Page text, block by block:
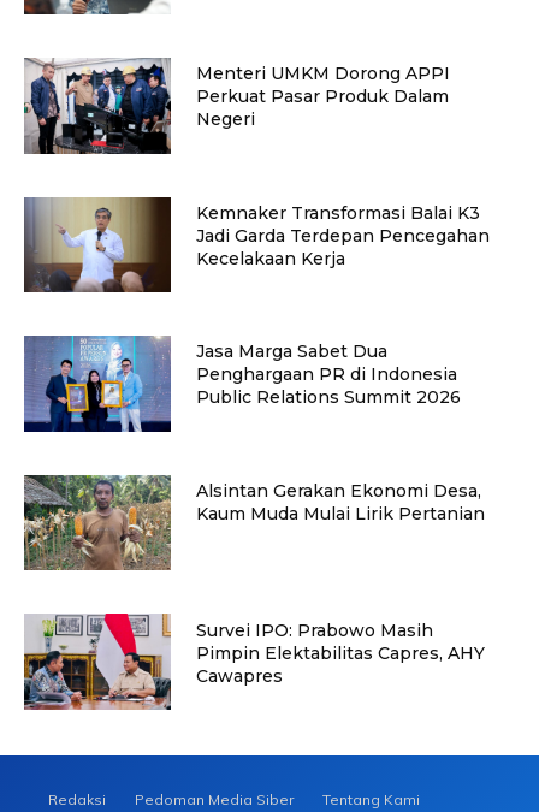
Menteri UMKM Dorong APPI
Perkuat Pasar Produk Dalam
Negeri
Kemnaker Transformasi Balai K3
Jadi Garda Terdepan Pencegahan
Kecelakaan Kerja
Jasa Marga Sabet Dua
Penghargaan PR di Indonesia
Public Relations Summit 2026
Alsintan Gerakan Ekonomi Desa,
Kaum Muda Mulai Lirik Pertanian
Survei IPO: Prabowo Masih
Pimpin Elektabilitas Capres, AHY
Cawapres
Redaksi Pedoman Media Siber Tentang Kami